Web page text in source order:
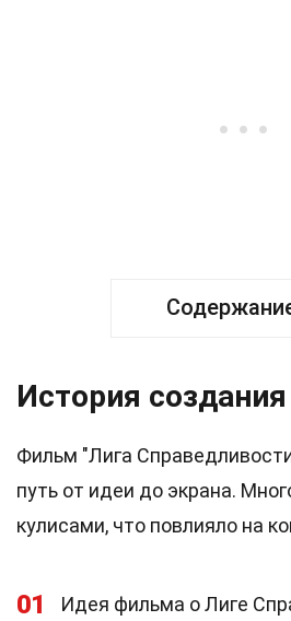
История
Фильм "Лига
путь от идеи до экрана.
кулисами, что повлияло на
01
Идея фильма о Лиге